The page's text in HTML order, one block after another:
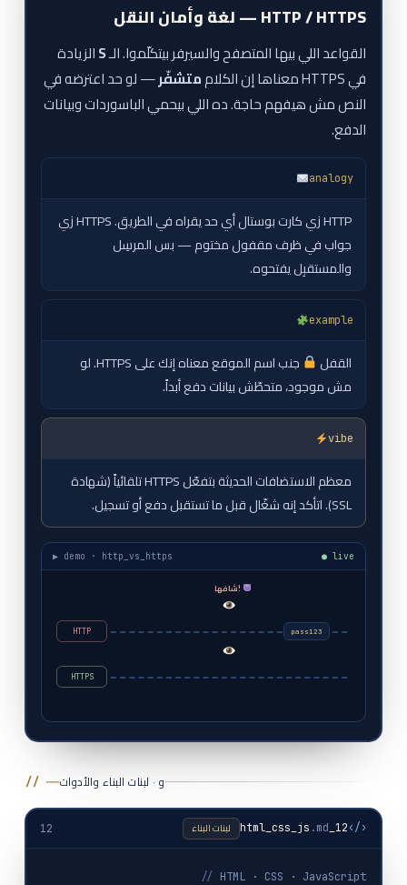
HTTP / HTTPS — لغة وأمان النقل
القواعد اللي بيها المتصفح والسيرفر بيتكلّموا. الـSالزيادة
في HTTPS معناها إن الكلام
متشفّر— لو حد اعترضه في
النص مش هيفهم حاجة. ده اللي بيحمي الباسوردات وبيانات
الدفع.
analogy
HTTP زي كارت بوستال أي حد يقراه في الطريق. HTTPS زي
جواب في ظرف مقفول مختوم — بس المرسِل
والمستقبِل يفتحوه.
example
القفل
جنب اسم الموقع معناه إنك على HTTPS. لو
مش موجود، متحطّش بيانات دفع أبداً.
vibe
معظم الاستضافات الحديثة بتفعّل HTTPS تلقائياً (شهادة
SSL). اتأكد إنه شغّال قبل ما تستقبل دفع أو تسجيل.
▶ demo · http_vs_https ● live
HTTP
HTTPS
// ──و · لبنات البناء والأدوات
‹/›
12_html_css_js
.md لبنات البناء 12
// HTML · CSS · JavaScript